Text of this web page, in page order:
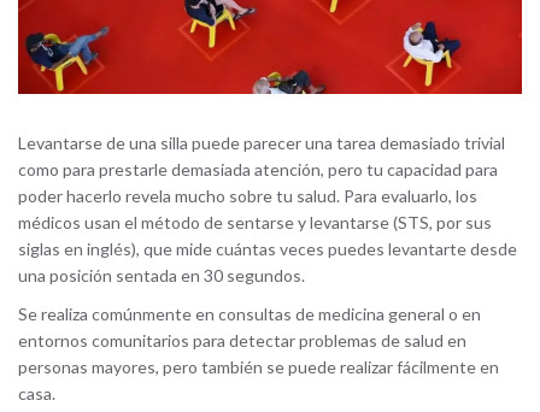
Levantarse de una silla puede parecer una tarea demasiado trivial
como para prestarle demasiada atención, pero tu capacidad para
poder hacerlo revela mucho sobre tu salud. Para evaluarlo, los
médicos usan el método de sentarse y levantarse (STS, por sus
siglas en inglés), que mide cuántas veces puedes levantarte desde
una posición sentada en 30 segundos.
Se realiza comúnmente en consultas de medicina general o en
entornos comunitarios para detectar problemas de salud en
personas mayores, pero también se puede realizar fácilmente en
casa.